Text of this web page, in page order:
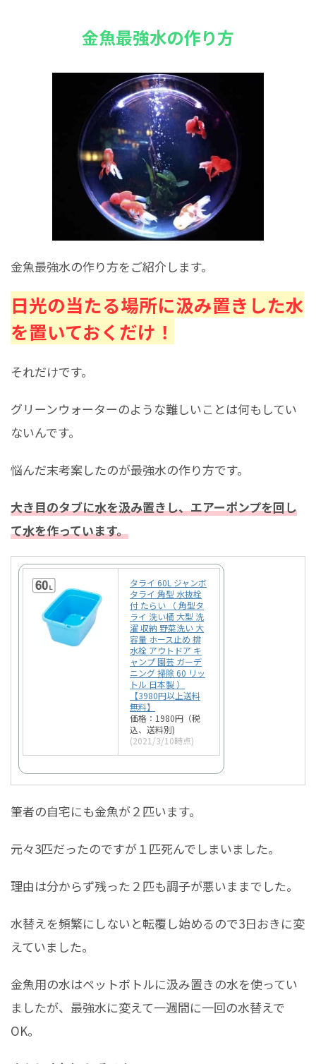
金魚最強水の作り方
金魚最強水の作り方をご紹介します。
日光の当たる場所に汲み置きした水
を置いておくだけ！
それだけです。
グリーンウォーターのような難しいことは何もしてい
ないんです。
悩んだ末考案したのが最強水の作り方です。
大き目のタブに水を汲み置きし、エアーポンプを回し
て水を作っています。
タライ 60L ジャンボ
タライ 角型 水抜栓
付 たらい （ 角型タ
ライ 洗い桶 大型 洗
濯 収納 野菜洗い 大
容量 ホース止め 排
水栓 アウトドア キ
ャンプ 園芸 ガーデ
ニング 掃除 60 リッ
トル 日本製 ）
【3980円以上送料
無料】
価格：1980円（税
込、送料別)
(2021/3/10時点)
筆者の自宅にも金魚が２匹います。
元々3匹だったのですが１匹死んでしまいました。
理由は分からず残った２匹も調子が悪いままでした。
水替えを頻繁にしないと転覆し始めるので3日おきに変
えていました。
金魚用の水はペットボトルに汲み置きの水を使ってい
ましたが、最強水に変えて一週間に一回の水替えで
OK。